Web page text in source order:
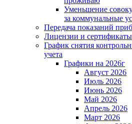
Уменьшение
за коммунальные
Передача показаний
Лицензии и сертификаты
График снятия
учета
Графики на 2026г
Август 2026
Июль 2026
Июнь 2026
Май 2026
Апрель 2026
Март 2026